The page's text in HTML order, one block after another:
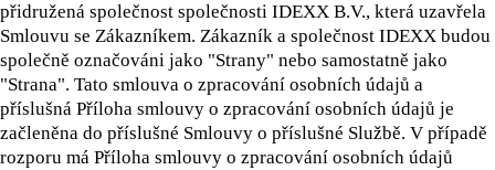
přidružená společnost společnosti IDEXX B.V., která uzavřela
Smlouvu se Zákazníkem. Zákazník a společnost IDEXX budou
společně označováni jako "Strany" nebo samostatně jako
"Strana". Tato smlouva o zpracování osobních údajů a
příslušná Příloha smlouvy o zpracování osobních údajů je
začleněna do příslušné Smlouvy o příslušné Službě. V případě
rozporu má Příloha smlouvy o zpracování osobních údajů